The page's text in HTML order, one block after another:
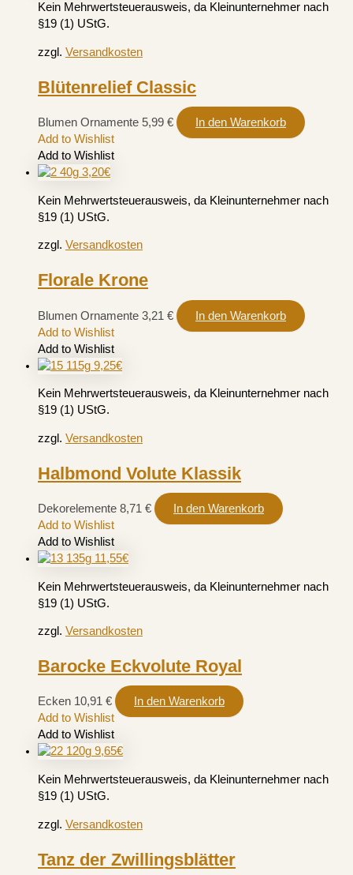
Kein Mehrwertsteuerausweis, da Kleinunternehmer nach
§19 (1) UStG.
zzgl. Versandkosten
Blütenrelief Classic
Blumen Ornamente 5,99 €
In den Warenkorb
Add to Wishlist
Add to Wishlist
Kein Mehrwertsteuerausweis, da Kleinunternehmer nach
§19 (1) UStG.
zzgl. Versandkosten
Florale Krone
Blumen Ornamente 3,21 €
In den Warenkorb
Add to Wishlist
Add to Wishlist
Kein Mehrwertsteuerausweis, da Kleinunternehmer nach
§19 (1) UStG.
zzgl. Versandkosten
Halbmond Volute Klassik
Dekorelemente 8,71 €
In den Warenkorb
Add to Wishlist
Add to Wishlist
Kein Mehrwertsteuerausweis, da Kleinunternehmer nach
§19 (1) UStG.
zzgl. Versandkosten
Barocke Eckvolute Royal
Ecken 10,91 €
In den Warenkorb
Add to Wishlist
Add to Wishlist
Kein Mehrwertsteuerausweis, da Kleinunternehmer nach
§19 (1) UStG.
zzgl. Versandkosten
Tanz der Zwillingsblätter